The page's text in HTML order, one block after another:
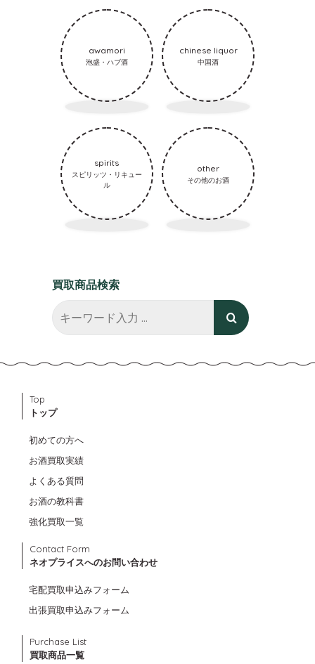
awamori
泡盛・ハブ酒
chinese liquor
中国酒
spirits
スピリッツ・リキュー
ル
other
その他のお酒
買取商品検索
Top
トップ
初めての方へ
お酒買取実績
よくある質問
お酒の教科書
強化買取一覧
Contact Form
ネオプライスへのお問い合わせ
宅配買取申込みフォーム
出張買取申込みフォーム
Purchase List
買取商品一覧